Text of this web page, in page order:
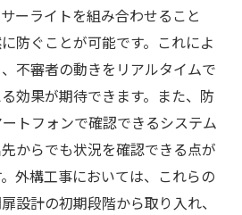
ーライトを組み合わせること
防ぐことが可能です。これによ
不審者の動きをリアルタイムで
効果が期待できます。また、防
トフォンで確認できるシステム
からでも状況を確認できる点が
外構工事においては、これらの
設計の初期段階から取り入れ、